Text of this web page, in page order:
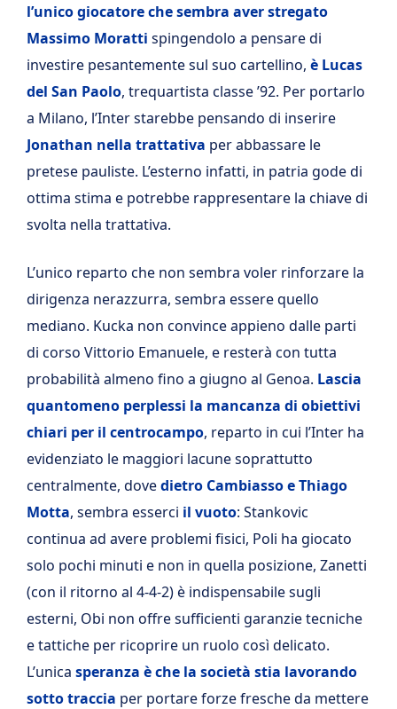
l’unico giocatore che sembra aver stregato
Massimo Moratti spingendolo a pensare di
investire pesantemente sul suo cartellino, è Lucas
del San Paolo, trequartista classe ’92. Per portarlo
a Milano, l’Inter starebbe pensando di inserire
Jonathan nella trattativa per abbassare le
pretese pauliste. L’esterno infatti, in patria gode di
ottima stima e potrebbe rappresentare la chiave di
svolta nella trattativa.
L’unico reparto che non sembra voler rinforzare la
dirigenza nerazzurra, sembra essere quello
mediano. Kucka non convince appieno dalle parti
di corso Vittorio Emanuele, e resterà con tutta
probabilità almeno fino a giugno al Genoa. Lascia
quantomeno perplessi la mancanza di obiettivi
chiari per il centrocampo, reparto in cui l’Inter ha
evidenziato le maggiori lacune soprattutto
centralmente, dovedietro Cambiasso e Thiago
Motta, sembra esserci il vuoto: Stankovic
continua ad avere problemi fisici, Poli ha giocato
solo pochi minuti e non in quella posizione, Zanetti
(con il ritorno al 4-4-2) è indispensabile sugli
esterni, Obi non offre sufficienti garanzie tecniche
e tattiche per ricoprire un ruolo così delicato.
L’unica speranza è che la società stia lavorando
sotto traccia per portare forze fresche da mettere